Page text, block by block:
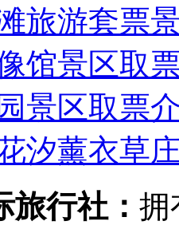
旅游套票
馆景区取
景区取票
汐薰衣草
行社： 拥